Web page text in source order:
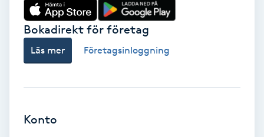
Personlig tränare
Picolaser
Pigmentbehandling
Bokadirekt för företag
Läs mer Företagsinloggning
Konto